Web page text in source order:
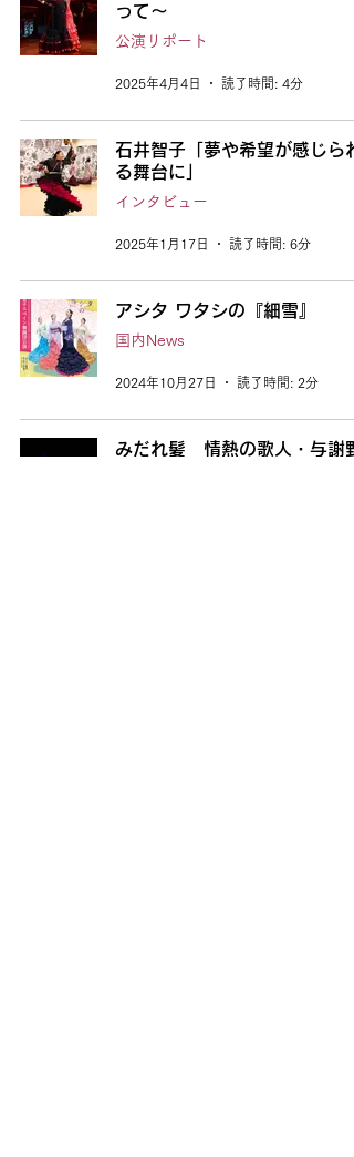
って～
公演リポート
2025年4月4日 読了時間: 4分
石井智子「夢や希望が感じられ
る舞台に」
インタビュー
2025年1月17日 読了時間: 6分
アシタ ワタシの『細雪』
国内News
2024年10月27日 読了時間: 2分
みだれ髪 情熱の歌人・与謝野